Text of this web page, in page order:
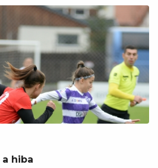
a hiba